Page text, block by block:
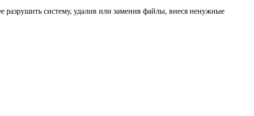
разрушить систему, удалив или заменив файлы, внеся ненужные